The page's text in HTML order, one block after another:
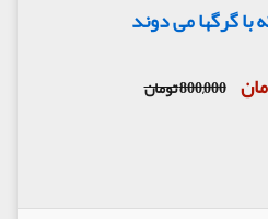
با گرگها می دوند
800,000 تومان